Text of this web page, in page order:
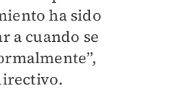
ha sido
a cuando se